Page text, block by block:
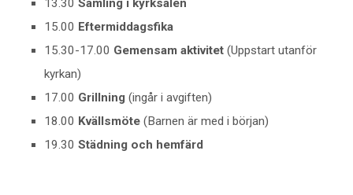
13.30 Samling i kyrksalen
15.00 Eftermiddagsfika
15.30-17.00 Gemensam aktivitet (Uppstart utanför
kyrkan)
17.00 Grillning (ingår i avgiften)
18.00 Kvällsmöte(Barnen är med i början)
19.30 Städning och hemfärd